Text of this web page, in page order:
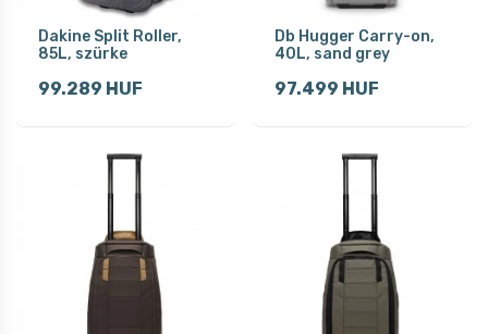
Dakine Split Roller,
85L, szürke
99.289 HUF
Db Hugger Carry-on,
40L, sand grey
97.499 HUF